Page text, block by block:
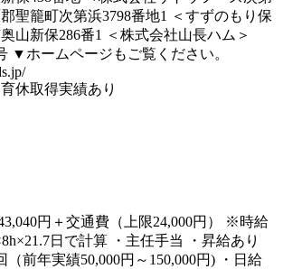
聖籠町次第浜3798番地1 ＜すずのもり保
山新保286番1 ＜株式会社山長ハム＞
▼ホームページもご覧ください。
休取得実績あり
円＋交通費（上限24,000円） ※時給
日で計算 ・主任手当 ・昇給あり
前年実績50,000円～150,000円) ・日給